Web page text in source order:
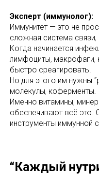
Эксперт (иммунолог):
Иммунитет — это не
сложная система
Когда начинается
лимфоциты,
быстро среагировать.
Но для этого им нужны
молекулы, коферменты.
Именно витамины,
обеспечивают всё это.
инструменты иммунной
“Каждый